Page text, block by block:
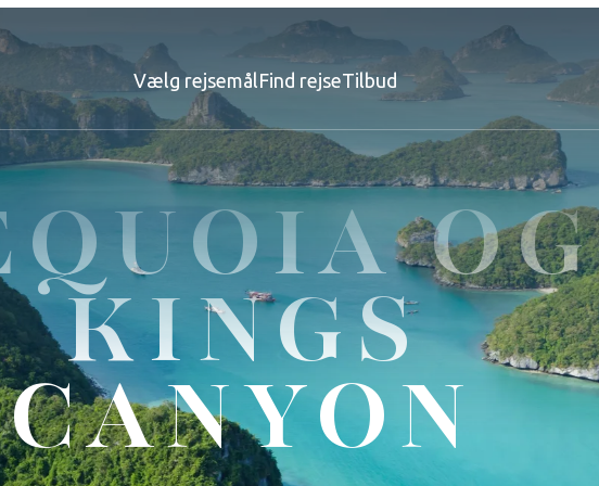
Vælg rejsemålFind rejseTilbud
OG
KINGS
CANYON